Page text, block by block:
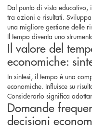
Dal punto di vista
tra azioni e risultati.
una migliore gestione delle
Il tempo diventa uno
Il valore del
economiche:
In sintesi, il tempo è una
economiche. Influisce su
Considerarlo significa
Domande
decisioni